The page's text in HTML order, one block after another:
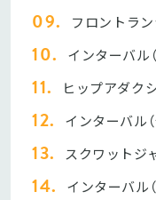
フロントラン
インターバル
ヒップアダク
インターバル
スクワットジ
インターバル